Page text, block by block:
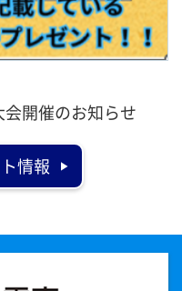
開催のお知らせ
情報